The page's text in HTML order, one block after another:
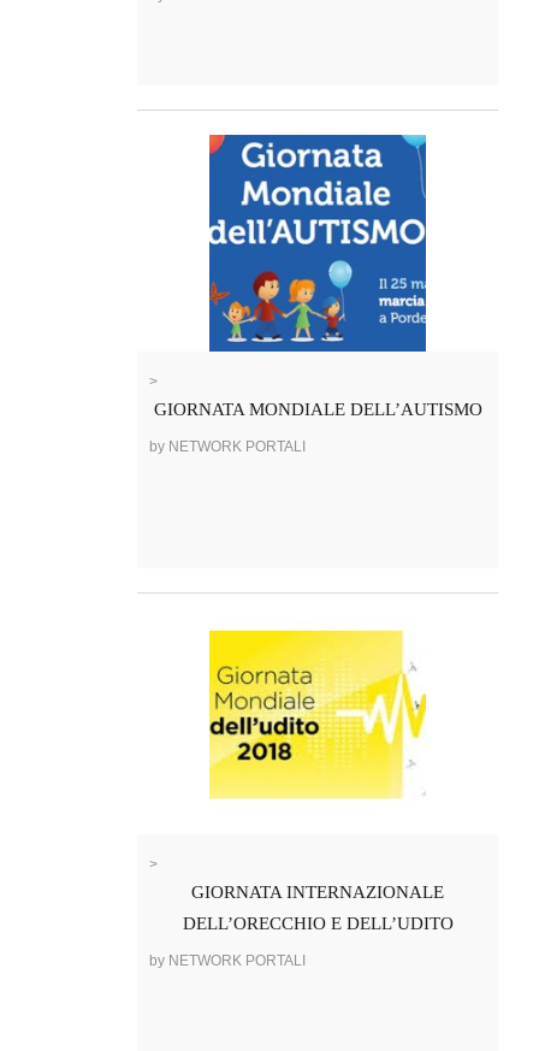
>
GIORNATA MONDIALE DELL’AUTISMO
by NETWORK PORTALI
>
GIORNATA INTERNAZIONALE
DELL’ORECCHIO E DELL’UDITO
by NETWORK PORTALI